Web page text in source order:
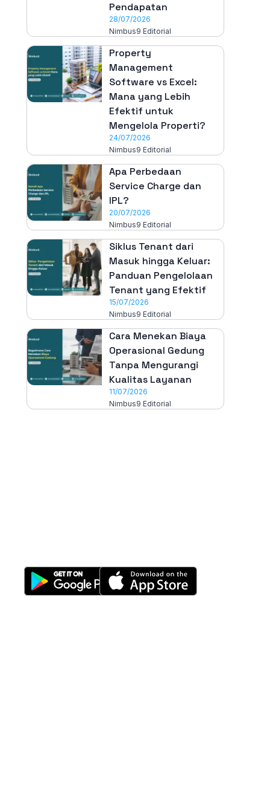
Pendapatan
28/07/2026
Nimbus9 Editorial
Property
Management
Software vs Excel:
Mana yang Lebih
Efektif untuk
Mengelola Properti?
24/07/2026
Nimbus9 Editorial
Apa Perbedaan
Service Charge dan
IPL?
20/07/2026
Nimbus9 Editorial
Siklus Tenant dari
Masuk hingga Keluar:
Panduan Pengelolaan
Tenant yang Efektif
15/07/2026
Nimbus9 Editorial
Cara Menekan Biaya
Operasional Gedung
Tanpa Mengurangi
Kualitas Layanan
11/07/2026
Nimbus9 Editorial